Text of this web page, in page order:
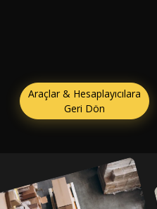
Araçlar & Hesaplayıcılara
Geri Dön